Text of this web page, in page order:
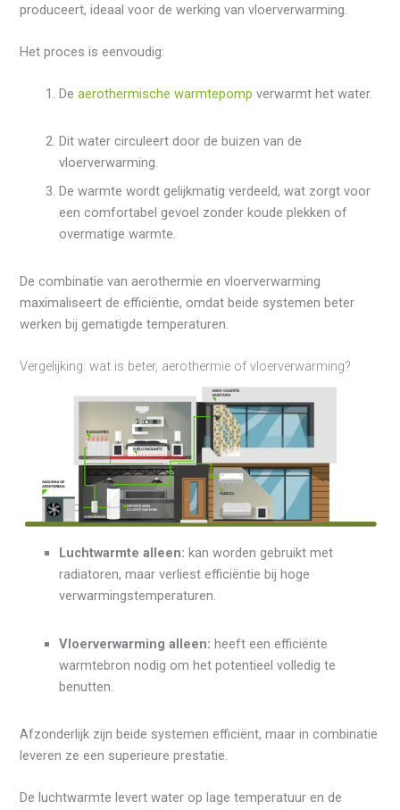
produceert, ideaal voor de werking van vloerverwarming.
Het proces is eenvoudig:
Deaerothermische warmtepomp verwarmt het water.
Dit water circuleert door de buizen van de
vloerverwarming.
De warmte wordt gelijkmatig verdeeld, wat zorgt voor
een comfortabel gevoel zonder koude plekken of
overmatige warmte.
De combinatie van aerothermie en vloerverwarming
maximaliseert de efficiëntie, omdat beide systemen beter
werken bij gematigde temperaturen.
Vergelijking: wat is beter, aerothermie of vloerverwarming?
Luchtwarmte alleen: kan worden gebruikt met
radiatoren, maar verliest efficiëntie bij hoge
verwarmingstemperaturen.
Vloerverwarming alleen: heeft een efficiënte
warmtebron nodig om het potentieel volledig te
benutten.
Afzonderlijk zijn beide systemen efficiënt, maar in combinatie
leveren ze een superieure prestatie.
De luchtwarmte levert water op lage temperatuur en de